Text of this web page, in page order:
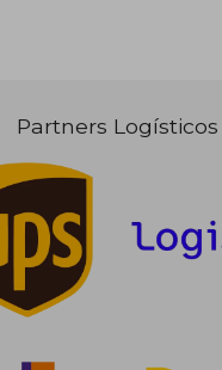
21,63 € dcto.
Partners Logísticos